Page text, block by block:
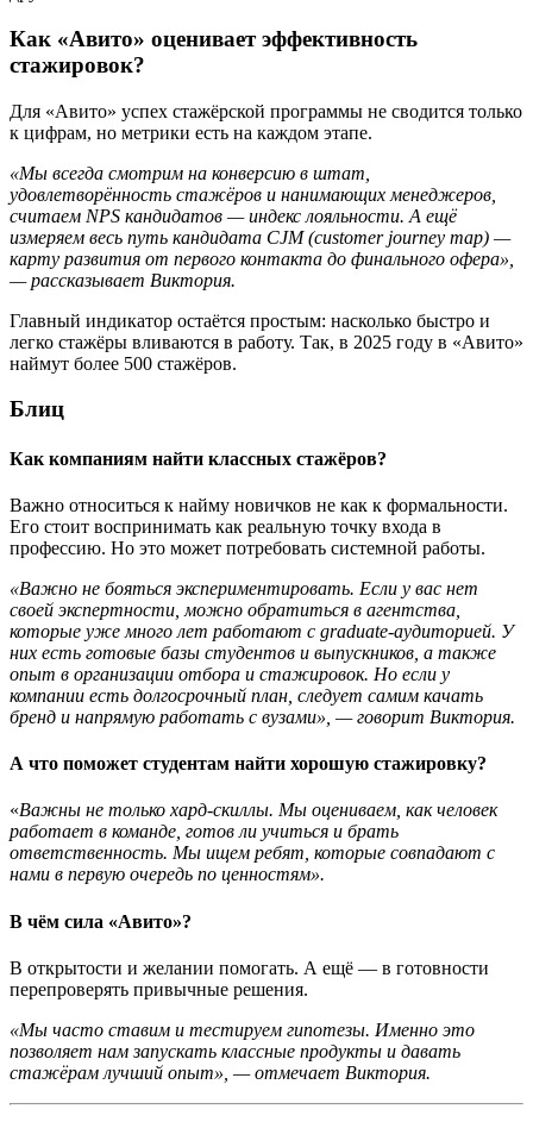
Как «Авито» оценивает эффективность
стажировок?
Для «Авито» успех стажёрской программы не сводится только
к цифрам, но метрики есть на каждом этапе.
«Мы всегда смотрим на конверсию в штат,
удовлетворённость стажёров и нанимающих менеджеров,
считаем NPS кандидатов — индекс лояльности. А ещё
измеряем весь путь кандидата CJM (customer journey map) —
карту развития от первого контакта до финального офера»,
— рассказывает Виктория.
Главный индикатор остаётся простым: насколько быстро и
легко стажёры вливаются в работу. Так, в 2025 году в «Авито»
наймут более 500 стажёров.
Блиц
Как компаниям найти классных стажёров?
Важно относиться к найму новичков не как к формальности.
Его стоит воспринимать как реальную точку входа в
профессию. Но это может потребовать системной работы.
«Важно не бояться экспериментировать. Если у вас нет
своей экспертности, можно обратиться в агентства,
которые уже много лет работают с graduate-аудиторией. У
них есть готовые базы студентов и выпускников, а также
опыт в организации отбора и стажировок. Но если у
компании есть долгосрочный план, следует самим качать
бренд и напрямую работать с вузами», — говорит Виктория.
А что поможет студентам найти хорошую стажировку?
«Важны не только хард-скиллы. Мы оцениваем, как человек
работает в команде, готов ли учиться и брать
ответственность. Мы ищем ребят, которые совпадают с
нами в первую очередь по ценностям».
В чём сила «Авито»?
В открытости и желании помогать. А ещё — в готовности
перепроверять привычные решения.
«Мы часто ставим и тестируем гипотезы. Именно это
позволяет нам запускать классные продукты и давать
стажёрам лучший опыт», — отмечает Виктория.